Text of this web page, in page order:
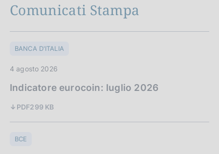
Comunicati Stampa
BANCA D'ITALIA
4 agosto 2026
Indicatore eurocoin: luglio 2026
PDF299 KB
BCE